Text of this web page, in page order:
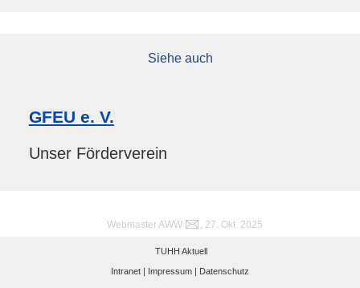
Siehe auch
GFEU e. V.
Unser Förderverein
Webmaster AWW , 27. Okt. 2025
TUHH Aktuell
Intranet | Impressum | Datenschutz